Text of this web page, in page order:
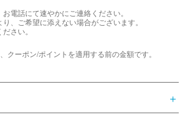
電話にて速やかにご連絡ください。
、ご希望に添えない場合がございます。
さい。
クーポン/ポイントを適用する前の金額です。